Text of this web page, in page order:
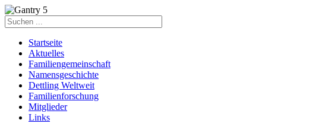
Startseite
Aktuelles
Familiengemeinschaft
Namensgeschichte
Dettling Weltweit
Familienforschung
Mitglieder
Links